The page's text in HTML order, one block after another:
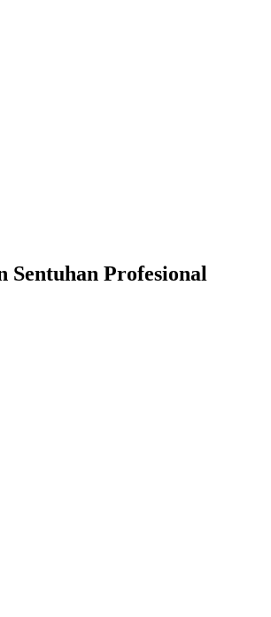
Sentuhan Profesional